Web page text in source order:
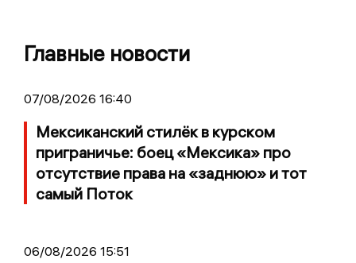
Главные новости
07/08/2026 16:40
Мексиканский стилёк в курском
приграничье: боец «Мексика» про
отсутствие права на «заднюю» и тот
самый Поток
06/08/2026 15:51